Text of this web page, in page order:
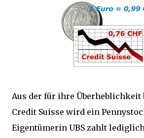
Aus der für ihre Überheblichkeit
Credit Suisse wird ein
Eigentümerin UBS zahlt